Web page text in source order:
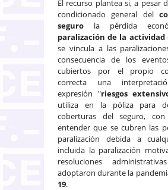
El recurso plantea si, a pesar
condicionado general del
seguro la pérdida
paralización de la actividad
se vincula a las
consecuencia de los
cubiertos por el propio
correcta una
expresión "riesgos
utiliza en la póliza para
coberturas del seguro,
entender que se cubren las
paralización debida a
incluida la paralización
resoluciones
adoptaron durante la
19.